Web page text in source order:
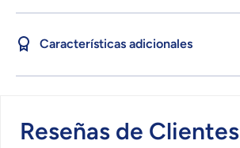
Características adicionales
Reseñas de Clientes